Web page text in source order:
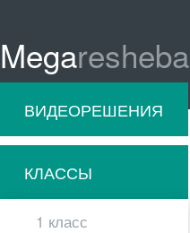
Megaresheba
ВИДЕОРЕШЕНИЯ
КЛАССЫ
1 класс